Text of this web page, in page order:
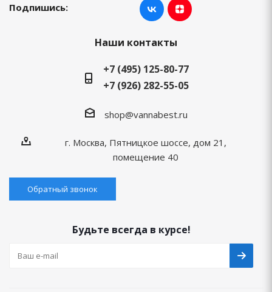
Подпишись:
Наши контакты
+7 (495) 125-80-77
+7 (926) 282-55-05
shop@vannabest.ru
г. Москва, Пятницкое шоссе, дом 21,
помещение 40
Обратный звонок
Будьте всегда в курсе!